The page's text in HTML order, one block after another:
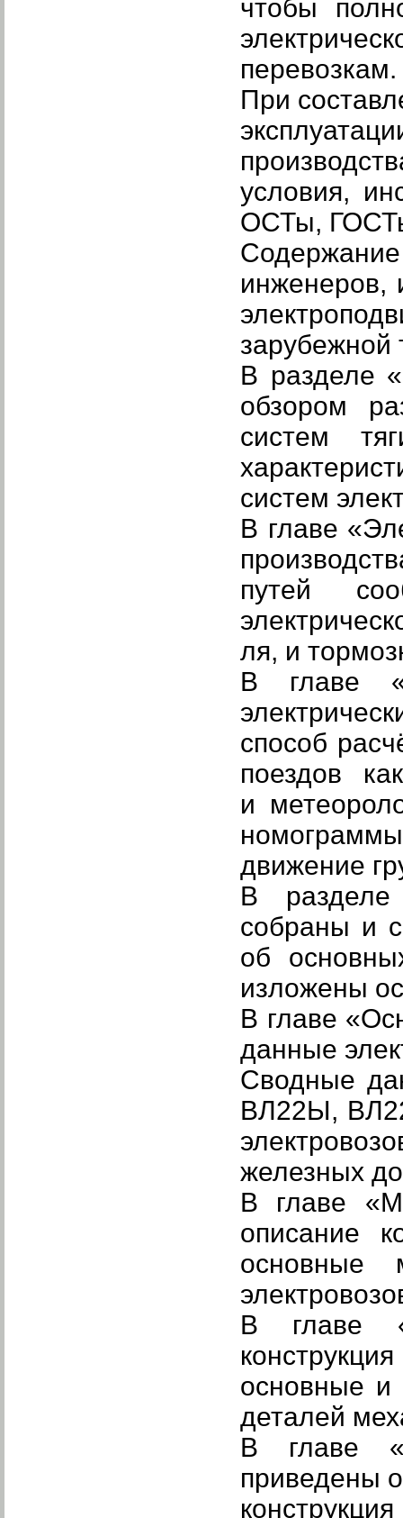
чтобы
перевозкам.
При
условия,
ОСТы,
инженеров,
зарубежной
В разделе
обзором
систем
систем
В главе
путей
ля, и
В главе
способ
поездов
и
движение
В
собраны и
об
изложены
В главе
данные
Сводные
ВЛ22Ы,
железных
В главе
описание
основные
В главе
основные
деталей
В главе
приведены